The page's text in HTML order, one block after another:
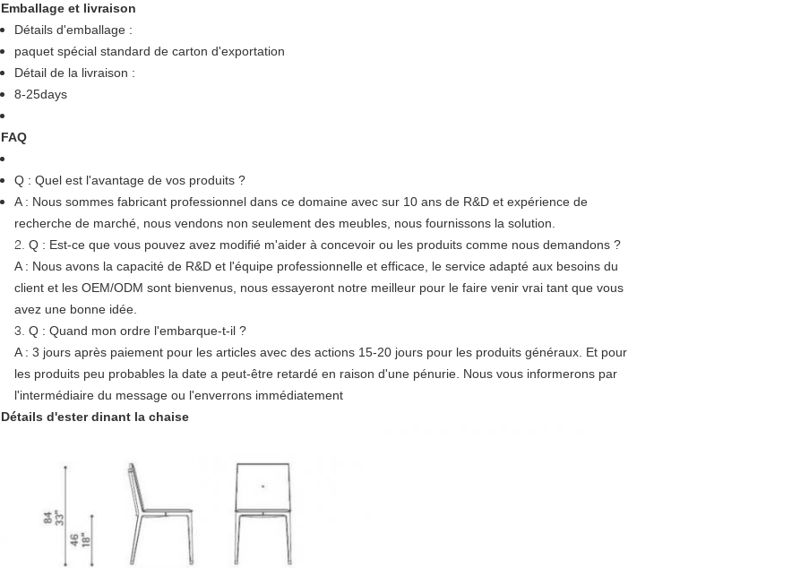
Emballage et livraison
Détails d'emballage :
paquet spécial standard de carton d'exportation
Détail de la livraison :
8-25days
FAQ
Q : Quel est l'avantage de vos produits ?
A : Nous sommes fabricant professionnel dans ce domaine avec sur 10 ans de R&D et expérience de
recherche de marché, nous vendons non seulement des meubles, nous fournissons la solution.
2. Q : Est-ce que vous pouvez avez modifié m'aider à concevoir ou les produits comme nous demandons ?
A : Nous avons la capacité de R&D et l'équipe professionnelle et efficace, le service adapté aux besoins du
client et les OEM/ODM sont bienvenus, nous essayeront notre meilleur pour le faire venir vrai tant que vous
avez une bonne idée.
3. Q : Quand mon ordre l'embarque-t-il ?
A : 3 jours après paiement pour les articles avec des actions 15-20 jours pour les produits généraux. Et pour
les produits peu probables la date a peut-être retardé en raison d'une pénurie. Nous vous informerons par
l'intermédiaire du message ou l'enverrons immédiatement
Détails d'ester dinant la chaise